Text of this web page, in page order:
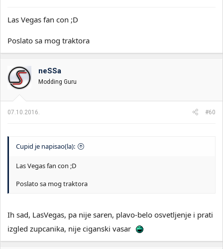
Las Vegas fan con ;D
Poslato sa mog traktora
neSSa
Modding Guru
07.10.2016. #60
Cupid je napisao(la):
Las Vegas fan con ;D
Poslato sa mog traktora
Ih sad, LasVegas, pa nije saren, plavo-belo osvetljenje i prati
izgled zupcanika, nije ciganski vasar